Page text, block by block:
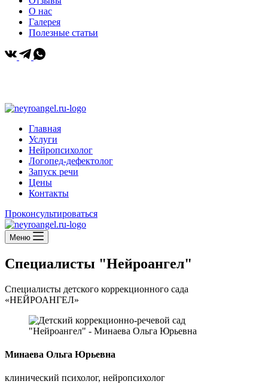
О нас
Галерея
Полезные статьи
Главная
Услуги
Нейропсихолог
Логопед-дефектолог
Запуск речи
Цены
Контакты
Проконсультироваться
Меню
Специалисты "Нейроангел"
Специалисты детского коррекционного сада
«НЕЙРОАНГЕЛ»
Минаева Ольга Юрьевна
клинический психолог, нейропсихолог